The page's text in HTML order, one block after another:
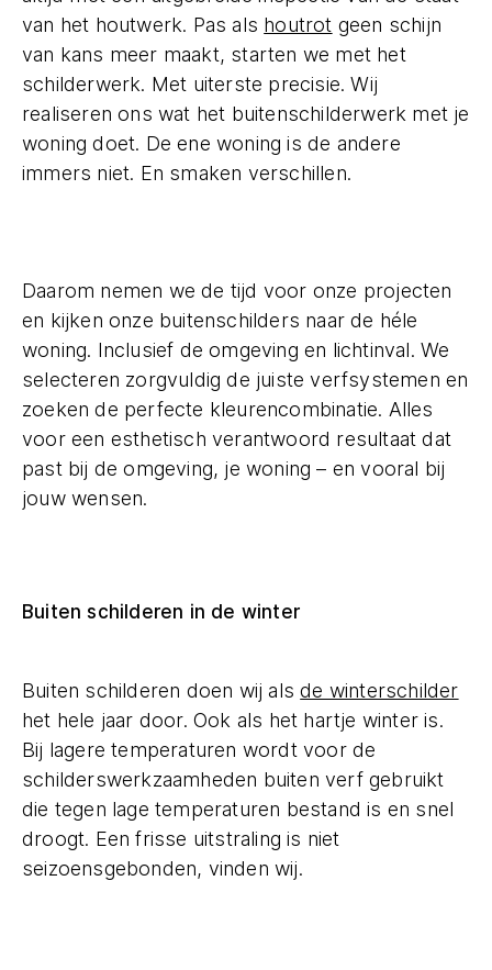
van het houtwerk. Pas als houtrot geen schijn
van kans meer maakt, starten we met het
schilderwerk. Met uiterste precisie. Wij
realiseren ons wat het buitenschilderwerk met je
woning doet. De ene woning is de andere
immers niet. En smaken verschillen.
Daarom nemen we de tijd voor onze projecten
en kijken onze buitenschilders naar de héle
woning. Inclusief de omgeving en lichtinval. We
selecteren zorgvuldig de juiste verfsystemen en
zoeken de perfecte kleurencombinatie. Alles
voor een esthetisch verantwoord resultaat dat
past bij de omgeving, je woning – en vooral bij
jouw wensen.
Buiten schilderen in de winter
Buiten schilderen doen wij alsde winterschilder
het hele jaar door. Ook als het hartje winter is.
Bij lagere temperaturen wordt voor de
schilderswerkzaamheden buiten verf gebruikt
die tegen lage temperaturen bestand is en snel
droogt. Een frisse uitstraling is niet
seizoensgebonden, vinden wij.